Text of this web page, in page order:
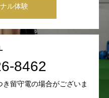
ル体験
8462
留守電の場合がございま